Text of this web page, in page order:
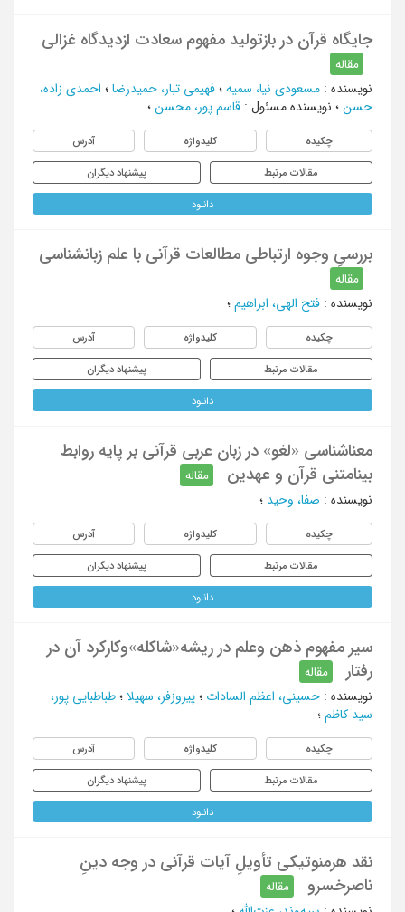
جایگاه قرآن در بازتولید مفهوم سعادت ازدیدگاه غزالی
مقاله
نویسنده : مسعودی نیا، سمیه ؛ فهیمی تبار، حمیدرضا ؛ احمدی زاده،
حسن ؛ نویسنده مسئول : قاسم پور، محسن ؛
چکیده کلیدواژه آدرس
مقالات مرتبط پیشنهاد دیگران
دانلود
بررسیِ وجوه ارتباطی مطالعات قرآنی با علم زبانشناسی
مقاله
نویسنده : فتح الهی، ابراهیم ؛
چکیده کلیدواژه آدرس
مقالات مرتبط پیشنهاد دیگران
دانلود
معناشناسی «لغو» در زبان عربی قرآنی بر پایه روابط
بینامتنی قرآن و عهدین
مقاله
نویسنده : صفا، وحید ؛
چکیده کلیدواژه آدرس
مقالات مرتبط پیشنهاد دیگران
دانلود
سیر مفهوم ذهن وعلم در ریشه«شاکله»وکارکرد آن در
رفتار
مقاله
نویسنده : حسینی، اعظم السادات ؛ پیروزفر، سهیلا ؛ طباطبایی پور،
سید کاظم ؛
چکیده کلیدواژه آدرس
مقالات مرتبط پیشنهاد دیگران
دانلود
نقد هرمنوتیکی تأویلِ آیات قرآنی در وجه دینِ
ناصرخسرو
مقاله